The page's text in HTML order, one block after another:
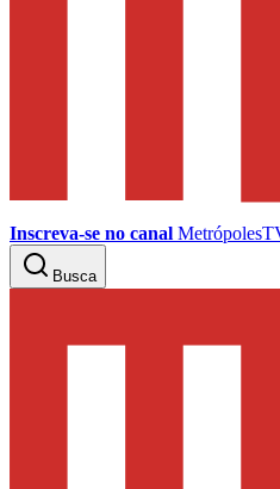
Inscreva-se no canal
Busca